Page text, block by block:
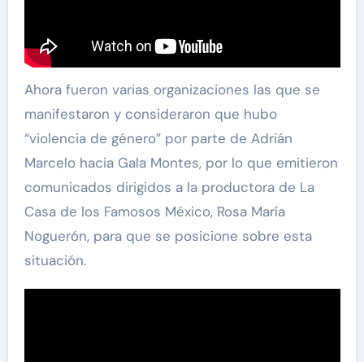
Ahora fueron varias organizaciones las que se
manifestaron y consideraron que hubo
“violencia de género” por parte de Adrián
Marcelo hacia Gala Montes, por lo que emitieron
comunicados dirigidos a la productora de La
Casa de los Famosos México, Rosa María
Noguerón, para que se posicione sobre esta
situación.